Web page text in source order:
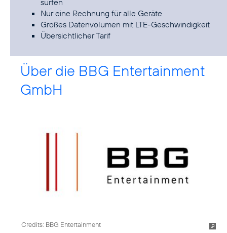
surfen
Nur eine Rechnung für alle Geräte
Großes Datenvolumen mit LTE-Geschwindigkeit
Übersichtlicher Tarif
Über die BBG Entertainment
GmbH
Credits: BBG Entertainment